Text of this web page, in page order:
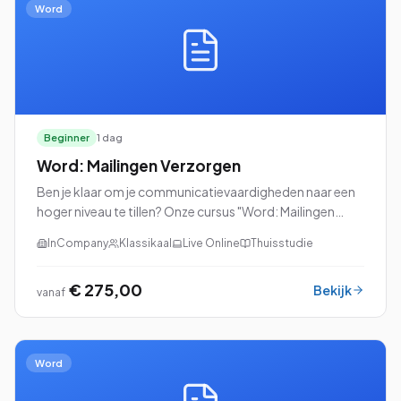
Word
Beginner 1 dag
Word: Mailingen Verzorgen
Ben je klaar om je communicatievaardigheden naar een
hoger niveau te tillen? Onze cursus "Word: Mailingen
InCompany Klassikaal Live Online Thuisstudie
vanaf € 275,00 Bekijk
Word